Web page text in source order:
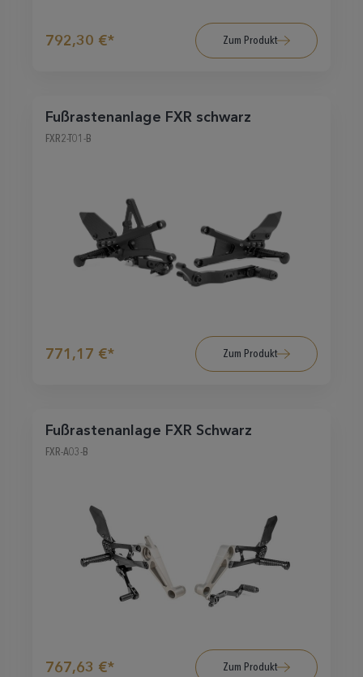
792,30 €* Zum Produkt
Fußrastenanlage FXR schwarz
FXR2-T01-B
771,17 €* Zum Produkt
Fußrastenanlage FXR Schwarz
FXR-A03-B
767,63 €* Zum Produkt